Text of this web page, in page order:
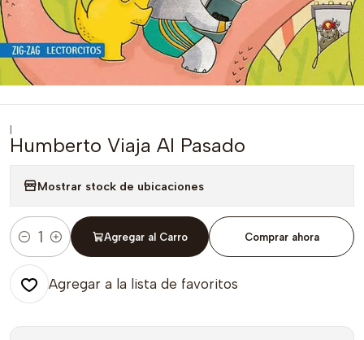
|
Humberto Viaja Al Pasado
Mostrar stock de ubicaciones
Cantidad
Agregar al Carro Comprar ahora
Agregar a la lista de favoritos